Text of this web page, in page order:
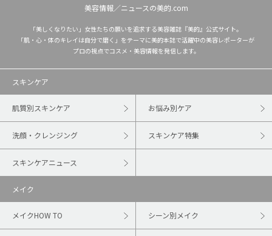
美容情報／ニュースの美的.com
「美しくなりたい」女性たちの願いを追求する美容雑誌『美的』公式サイト。
「肌・心・体のキレイは自分で磨く」をテーマに美的本誌で活躍中の美容レポーターが
プロの視点でコスメ・美容情報を発信します。
スキンケア
肌質別スキンケア お悩み別ケア
洗顔・クレンジング スキンケア特集
スキンケアニュース
メイク
メイクHOW TO シーン別メイク